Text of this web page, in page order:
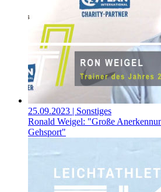
25.09.2023 | Sonstiges
Ronald Weigel: "Große
Gehsport"